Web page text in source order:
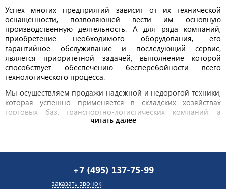
Успех многих предприятий зависит от их технической
оснащенности, позволяющей вести им основную
производственную деятельность. А для ряда компаний,
приобретение необходимого оборудования, его
гарантийное обслуживание и последующий сервис,
является приоритетной задачей, выполнение которой
способствует обеспечению бесперебойности всего
технологического процесса.
Мы осуществляем продажи надежной и недорогой техники,
которая успешно применяется в складских хозяйствах
торговых баз, транспортно-логистических компаний, а
также на производственных и строительных объектах. Также
оборудования.
Виды скадской техники, представленной в
нашем каталоге:
читать далее
+7 (495) 137-75-99
заказать звонок